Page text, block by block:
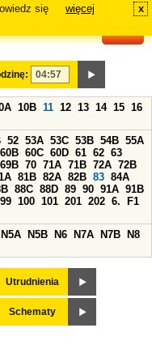
się
więcej x
10B 11 12 13 14 15 16
52 53A 53C 53B 54B 55A
60B 60C 60D 61 62 63
69B 70 71A 71B 72A 72B
81B 82A 82B 83 84A
88C 88D 89 90 91A 91B
99 100 101 201 202 6.
F1
N5A N5B N6 N7A N7B
N8
Utrudnienia
Schematy